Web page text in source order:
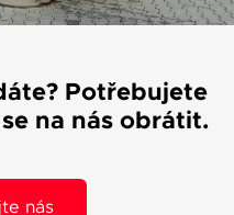
Potřebujete
na nás obrátit.
nás
byla